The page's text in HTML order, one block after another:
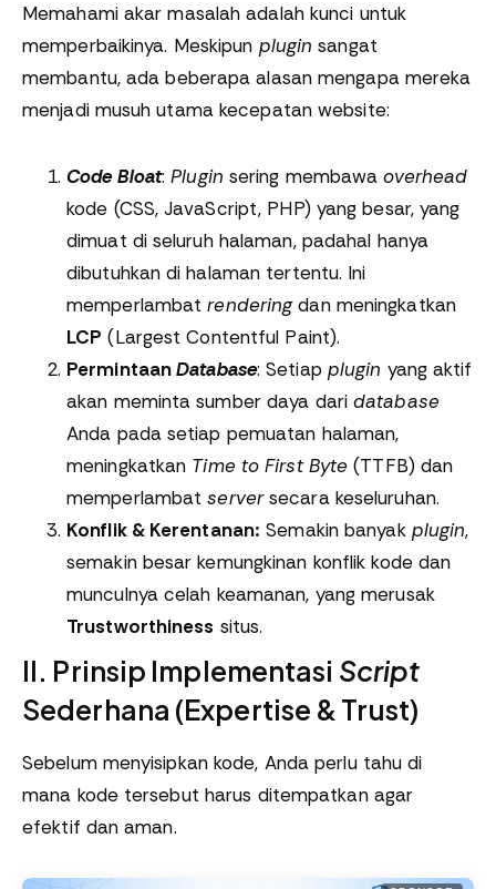
Memahami akar masalah adalah kunci untuk
memperbaikinya. Meskipun plugin sangat
membantu, ada beberapa alasan mengapa mereka
menjadi musuh utama kecepatan website:
Code Bloat:Plugin sering membawaoverhead
kode (CSS, JavaScript, PHP) yang besar, yang
dimuat di seluruh halaman, padahal hanya
dibutuhkan di halaman tertentu. Ini
memperlambatrenderingdan meningkatkan
LCP (Largest Contentful Paint).
PermintaanDatabase: Setiap plugin yang aktif
akan meminta sumber daya daridatabase
Anda pada setiap pemuatan halaman,
meningkatkan Time to First Byte (TTFB) dan
memperlambatserversecara keseluruhan.
Konflik & Kerentanan: Semakin banyak plugin,
semakin besar kemungkinan konflik kode dan
munculnya celah keamanan, yang merusak
Trustworthiness situs.
II. Prinsip Implementasi Script
Sederhana (Expertise & Trust)
Sebelum menyisipkan kode, Anda perlu tahu di
mana kode tersebut harus ditempatkan agar
efektif dan aman.